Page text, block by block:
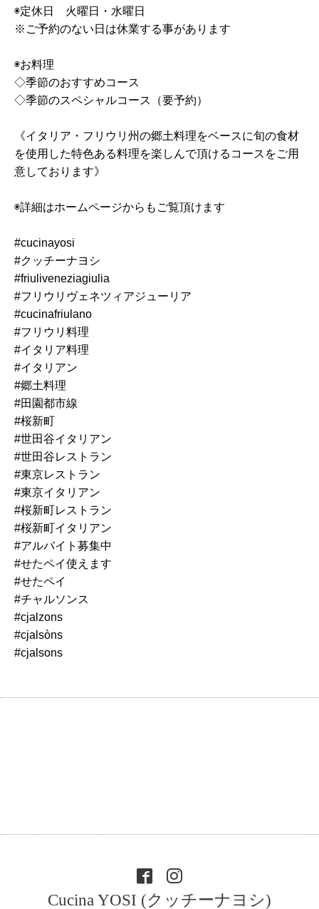
◉定休日 火曜日・水曜日
※ご予約のない日は休業する事があります
◉お料理
◇季節のおすすめコース
◇季節のスペシャルコース（要予約）
《イタリア・フリウリ州の郷土料理をベースに旬の食材
を使用した特色ある料理を楽しんで頂けるコースをご用
意しております》
◉詳細はホームページからもご覧頂けます
#cucinayosi
#クッチーナヨシ
#friuliveneziagiulia
#フリウリヴェネツィアジューリア
#cucinafriulano
#フリウリ料理
#イタリア料理
#イタリアン
#郷土料理
#田園都市線
#桜新町
#世田谷イタリアン
#世田谷レストラン
#東京レストラン
#東京イタリアン
#桜新町レストラン
#桜新町イタリアン
#アルバイト募集中
#せたペイ使えます
#せたペイ
#チャルソンス
#cjalzons
#cjalsòns
#cjalsons
Cucina YOSI (クッチーナヨシ)